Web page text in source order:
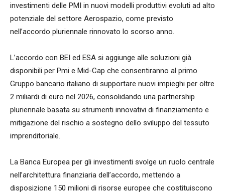
investimenti delle PMI in nuovi modelli produttivi evoluti ad alto
potenziale del settore Aerospazio, come previsto
nell’accordo pluriennale rinnovato lo scorso anno.
L’accordo con BEI ed ESA si aggiunge alle soluzioni già
disponibili per Pmi e Mid-Cap che consentiranno al primo
Gruppo bancario italiano di supportare nuovi impieghi per oltre
2 miliardi di euro nel 2026, consolidando una partnership
pluriennale basata su strumenti innovativi di finanziamento e
mitigazione del rischio a sostegno dello sviluppo del tessuto
imprenditoriale.
La Banca Europea per gli investimenti svolge un ruolo centrale
nell’architettura finanziaria dell’accordo, mettendo a
disposizione 150 milioni di risorse europee che costituiscono